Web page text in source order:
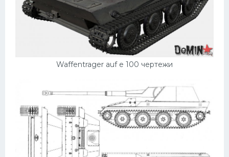
Waffentrager auf e 100 чертежи